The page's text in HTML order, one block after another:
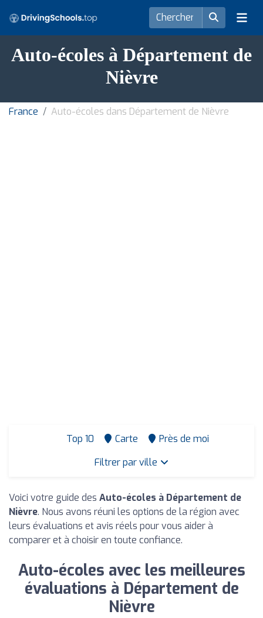
Auto-écoles à Département de
Nièvre
France Auto-écoles dans Département de Nièvre
Top 10 Carte
Près de moi
Filtrer par ville
Voici votre guide des Auto-écoles à Département de
Nièvre. Nous avons réuni les options de la région avec
leurs évaluations et avis réels pour vous aider à
comparer et à choisir en toute confiance.
Auto-écoles avec les meilleures
évaluations à Département de
Nièvre